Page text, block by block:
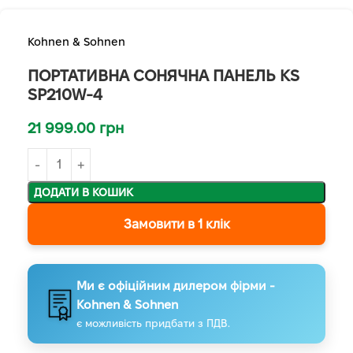
Kohnen & Sohnen
ПОРТАТИВНА СОНЯЧНА ПАНЕЛЬ KS
SP210W-4
21 999.00 грн
ДОДАТИ В КОШИК
Замовити в 1 клік
Ми є офіційним дилером фірми -
Kohnen & Sohnen
є можливість придбати з ПДВ.